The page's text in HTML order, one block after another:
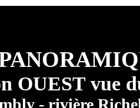
OUEST vue
- rivière